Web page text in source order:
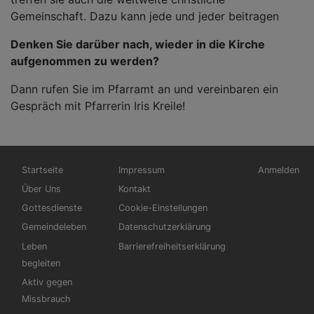
Gemeinschaft. Dazu kann jede und jeder beitragen
Denken Sie darüber nach, wieder in die Kirche
aufgenommen zu werden?
Dann rufen Sie im Pfarramt an und vereinbaren ein
Gespräch mit Pfarrerin Iris Kreile!
Hauptnavigation
Startseite
Über Uns
Gottesdienste
Gemeindeleben
Leben
begleiten
Aktiv gegen
Missbrauch
Fußbereichsmenü
Impressum
Kontakt
Cookie-Einstellungen
Datenschutzerklärung
Barrierefreiheitserklärung
Anmelden